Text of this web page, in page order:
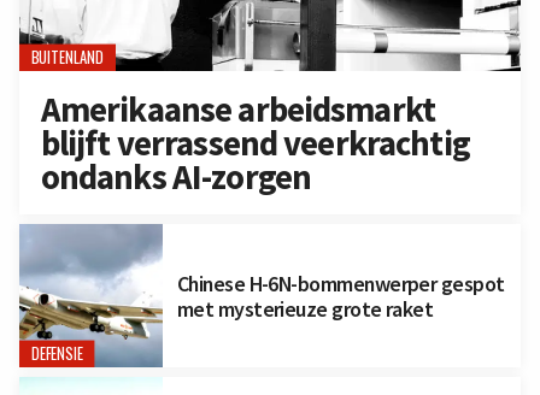
BUITENLAND
Amerikaanse arbeidsmarkt
blijft verrassend veerkrachtig
ondanks AI-zorgen
DEFENSIE
Chinese H-6N-bommenwerper gespot
met mysterieuze grote raket